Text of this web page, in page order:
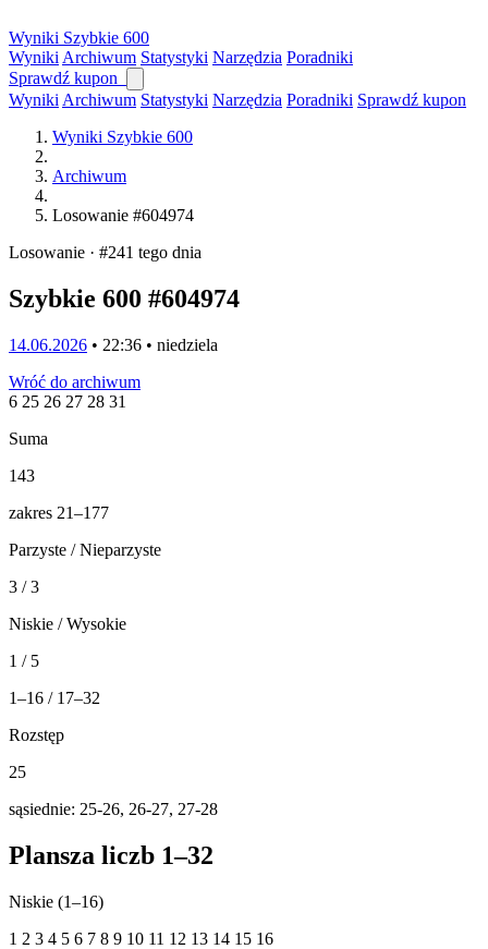
Wyniki Szybkie 600
Wyniki Archiwum Statystyki Narzędzia Poradniki
Sprawdź kupon
Wyniki Archiwum Statystyki Narzędzia Poradniki Sprawdź kupon
Wyniki Szybkie 600
Archiwum
Losowanie #604974
Losowanie · #241 tego dnia
Szybkie 600 #604974
14.06.2026 • 22:36 • niedziela
Wróć do archiwum
6 25 26 27 28 31
Suma
143
zakres 21–177
Parzyste / Nieparzyste
3 / 3
Niskie / Wysokie
1 / 5
1–16 / 17–32
Rozstęp
25
sąsiednie: 25-26, 26-27, 27-28
Plansza liczb 1–32
Niskie (1–16)
1 2 3 4 5 6 7 8 9 10 11 12 13 14 15 16